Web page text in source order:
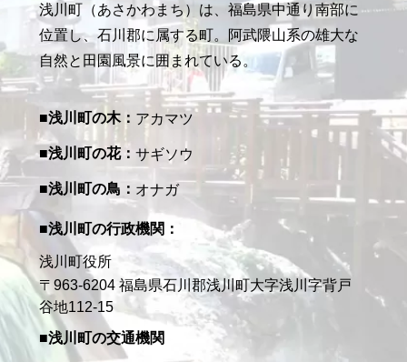
浅川町（あさかわまち）は、福島県中通り南部に
位置し、石川郡に属する町。阿武隈山系の雄大な
自然と田園風景に囲まれている。
浅川町の木 アカマツ
浅川町の花 サギソウ
浅川町の鳥 オナガ
浅川町の行政機関
浅川町役所
〒963-6204 福島県石川郡浅川町大字浅川字背戸
谷地112-15
浅川町の交通機関